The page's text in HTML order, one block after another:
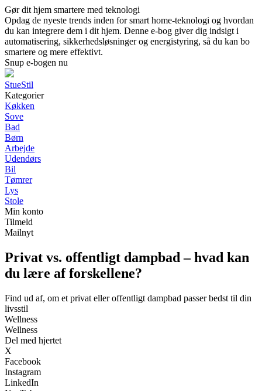
Gør dit hjem smartere med teknologi
Opdag de nyeste trends inden for smart home-teknologi og hvordan
du kan integrere dem i dit hjem. Denne e-bog giver dig indsigt i
automatisering, sikkerhedsløsninger og energistyring, så du kan bo
smartere og mere effektivt.
Snup e-bogen nu
StueStil
Kategorier
Køkken
Sove
Bad
Børn
Arbejde
Udendørs
Bil
Tømrer
Lys
Stole
Min konto
Tilmeld
Mailnyt
Privat vs. offentligt dampbad – hvad kan
du lære af forskellene?
Find ud af, om et privat eller offentligt dampbad passer bedst til din
livsstil
Wellness
Wellness
Del med hjertet
X
Facebook
Instagram
LinkedIn